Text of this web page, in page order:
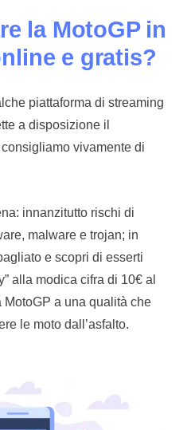
la MotoGP in
e gratis?
piattaforma di streaming
a disposizione il
vivamente di
innanzitutto rischi di
malware e trojan; in
e scopri di esserti
alla modica cifra di 10€ al
MotoGP a una qualità che
le moto dall’asfalto.